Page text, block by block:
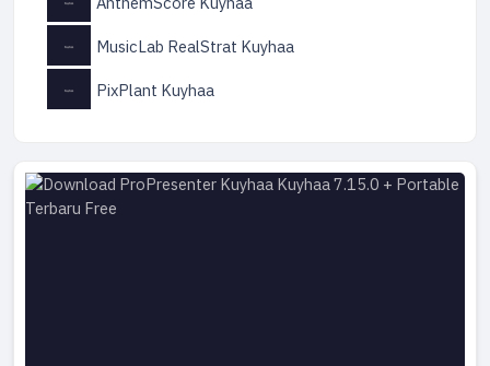
MusicLab RealStrat Kuyhaa
PixPlant Kuyhaa